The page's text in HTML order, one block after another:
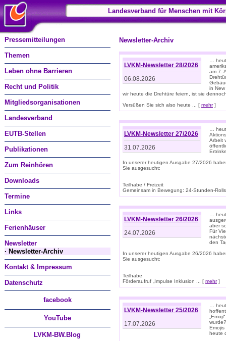
Landesverband für Menschen mit
Pressemitteilungen
Themen
Leben ohne Barrieren
Recht und Politik
Mitgliedsorganisationen
Landesverband
EUTB-Stellen
Publikationen
Zum Reinhören
Downloads
Termine
Links
Ferienhäuser
Newsletter
· Newsletter-Archiv
Kontakt & Impressum
Datenschutz
facebook
YouTube
LVKM-BW.Blog
Newsletter-Archiv
LVKM-Newsletter 28/2026
06.08.2026
…
am 7.
in
wir heute die Drehtüre feiern, ist sie
Versüßen Sie sich also heute ... [ mehr]
LVKM-Newsletter 27/2026
31.07.2026
…
Arbeit
In unserer heutigen Ausgabe 27/2026
Sie ausgesucht:
Teilhabe / Freizeit
Gemeinsam in Bewegung: 24-Stunden-
LVKM-Newsletter 26/2026
24.07.2026
…
aber
Für
den
In unserer heutigen Ausgabe 26/2026
Sie ausgesucht:
Teilhabe
Förderaufruf „Impulse Inklusion ... [ mehr]
LVKM-Newsletter 25/2026
17.07.2026
…
Emojis
heute